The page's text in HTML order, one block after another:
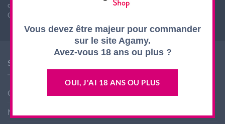
consommer avec modération
CODE DE LA SANTE PUBLIQUE, ART. L. 3342-1 et L. 3353-3
SHOP AGAMY
Conditions générales de ventes
Mentions légales
Vous devez être majeur pour commander
sur le site Agamy.
Avez-vous 18 ans ou plus ?
OUI, J'AI 18 ANS OU PLUS